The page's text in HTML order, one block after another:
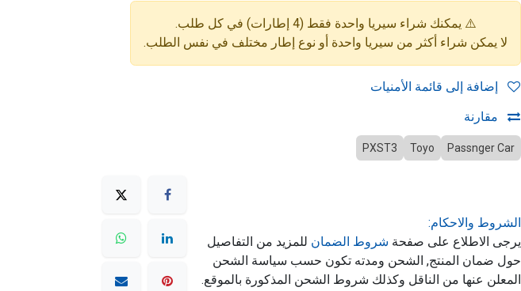
⚠️ يمكنك شراء سيريا واحدة فقط (4 إطارات) في كل طلب.
لا يمكن شراء أكثر من سيريا واحدة أو نوع إطار مختلف في نفس الطلب.
مقارنة
Passnger Car
Toyo
PXST3
الشروط والاحكام:
يرجى الاطلاع على صفحة شروط الضمان للمزيد من التفاصيل
حول ضمان المنتج, الشحن ومدته تكون حسب سياسة الشحن
المعلن عنها من الناقل وكذلك شروط الشحن المذكورة بالموقع.